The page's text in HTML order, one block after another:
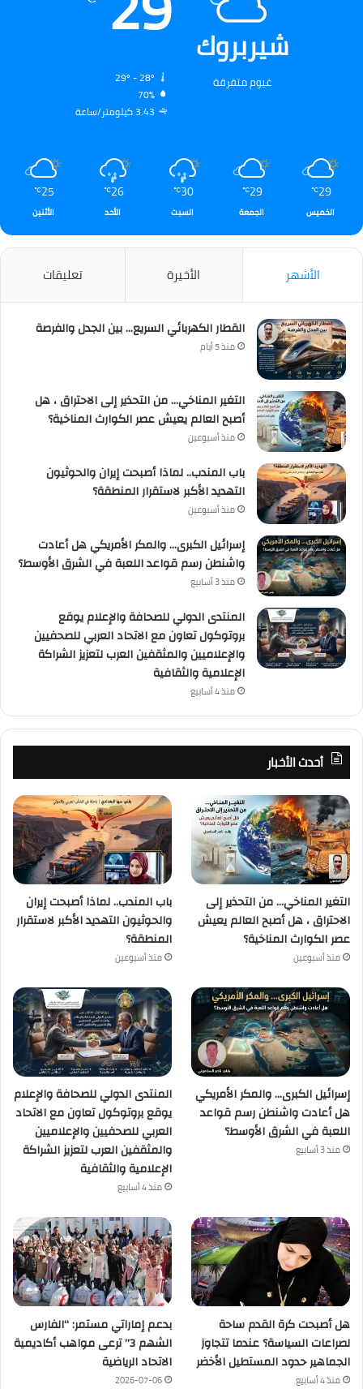
شيربروك
غيوم متفرقة
70%
3.43 كيلومتر/ساعة
29
℃
الخميس
29
℃
الجمعة
30
℃
السبت
26
℃
الأحد
25
℃
الأثنين
الأشهر الأخيرة تعليقات
القطار الكهربائي السريع… بين الجدل والفرصة
منذ 5 أيام
التغير المناخي… من التحذير إلى الاحتراق ، هل
أصبح العالم يعيش عصر الكوارث المناخية؟
منذ أسبوعين
باب المندب.. لماذا أصبحت إيران والحوثيون
التهديد الأكبر لاستقرار المنطقة؟
منذ أسبوعين
إسرائيل الكبرى… والمكر الأمريكي هل أعادت
واشنطن رسم قواعد اللعبة في الشرق الأوسط؟
منذ 3 أسابيع
المنتدى الدولي للصحافة والإعلام يوقع
بروتوكول تعاون مع الاتحاد العربي للصحفيين
والإعلاميين والمثقفين العرب لتعزيز الشراكة
الإعلامية والثقافية
منذ 4 أسابيع
أحدث الأخبار
التغير المناخي… من التحذير إلى
الاحتراق ، هل أصبح العالم يعيش
عصر الكوارث المناخية؟
منذ أسبوعين
باب المندب.. لماذا أصبحت إيران
والحوثيون التهديد الأكبر لاستقرار
المنطقة؟
منذ أسبوعين
إسرائيل الكبرى… والمكر الأمريكي
هل أعادت واشنطن رسم قواعد
اللعبة في الشرق الأوسط؟
منذ 3 أسابيع
المنتدى الدولي للصحافة والإعلام
يوقع بروتوكول تعاون مع الاتحاد
العربي للصحفيين والإعلاميين
والمثقفين العرب لتعزيز الشراكة
الإعلامية والثقافية
منذ 4 أسابيع
هل أصبحت كرة القدم ساحة
لصراعات السياسة؟ عندما تتجاوز
الجماهير حدود المستطيل الأخضر
منذ 4 أسابيع
بدعم إماراتي مستمر: “الفارس
الشهم 3” ترعى مواهب أكاديمية
الاتحاد الرياضية
2026-07-06